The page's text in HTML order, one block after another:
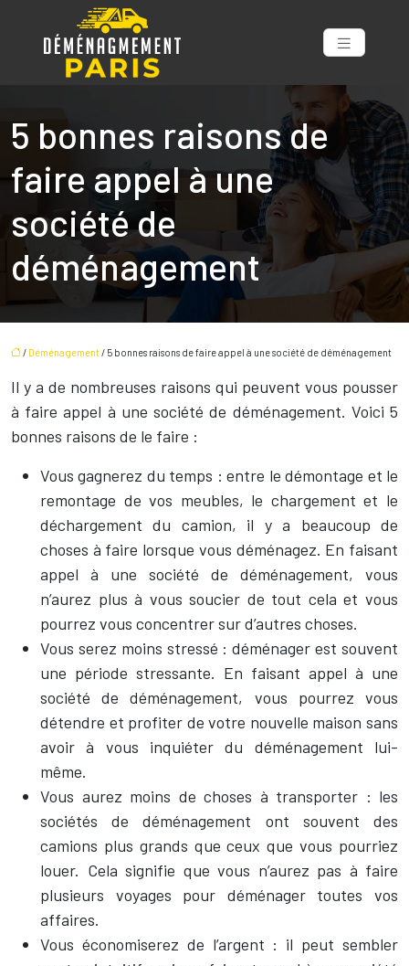
5 bonnes raisons de
faire appel à une
société de
déménagement
/ Déménagement/ 5 bonnes raisons de faire appel à une société de déménagement
Il y a de nombreuses raisons qui peuvent vous pousser
à faire appel à une société de déménagement. Voici 5
bonnes raisons de le faire :
Vous gagnerez du temps : entre le démontage et le
remontage de vos meubles, le chargement et le
déchargement du camion, il y a beaucoup de
choses à faire lorsque vous déménagez. En faisant
appel à une société de déménagement, vous
n’aurez plus à vous soucier de tout cela et vous
pourrez vous concentrer sur d’autres choses.
Vous serez moins stressé : déménager est souvent
une période stressante. En faisant appel à une
société de déménagement, vous pourrez vous
détendre et profiter de votre nouvelle maison sans
avoir à vous inquiéter du déménagement lui-
même.
Vous aurez moins de choses à transporter : les
sociétés de déménagement ont souvent des
camions plus grands que ceux que vous pourriez
louer. Cela signifie que vous n’aurez pas à faire
plusieurs voyages pour déménager toutes vos
affaires.
Vous économiserez de l’argent : il peut sembler